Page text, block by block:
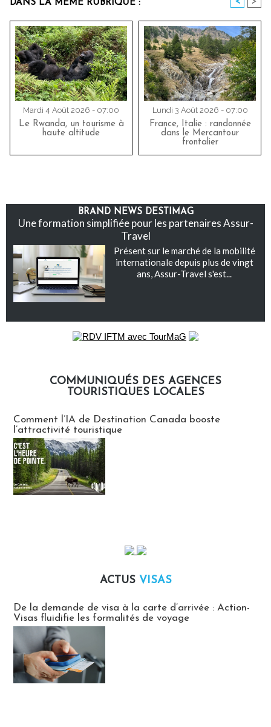
DANS LA MÊME RUBRIQUE :
Mardi 4 Août 2026 - 07:00
Le Rwanda, un tourisme à
haute altitude
Lundi 3 Août 2026 - 07:00
France, Italie : randonnée
dans le Mercantour
frontalier
BRAND NEWS DESTIMAG
Une formation simplifiée pour les partenaires Assur-
Travel
Présent sur le marché de la mobilité
internationale depuis plus de vingt
ans, Assur-Travel s'est...
COMMUNIQUÉS DES AGENCES
TOURISTIQUES LOCALES
Comment l’IA de Destination Canada booste
l’attractivité touristique
ACTUS VISAS
De la demande de visa à la carte d’arrivée : Action-
Visas fluidifie les formalités de voyage